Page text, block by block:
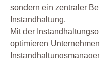
sondern ein zentraler
Instandhaltung.
Mit der
optimieren